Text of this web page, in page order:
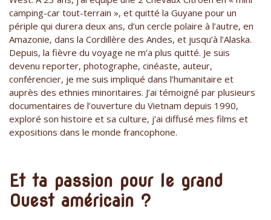
camping-car tout-terrain », et quitté la Guyane pour un
périple qui durera deux ans, d’un cercle polaire à l’autre, en
Amazonie, dans la Cordillère des Andes, et jusqu’à l’Alaska.
Depuis, la fièvre du voyage ne m’a plus quitté. Je suis
devenu reporter, photographe, cinéaste, auteur,
conférencier, je me suis impliqué dans l’humanitaire et
auprès des ethnies minoritaires. J’ai témoigné par plusieurs
documentaires de l’ouverture du Vietnam depuis 1990,
exploré son histoire et sa culture, j’ai diffusé mes films et
expositions dans le monde francophone.
Et ta passion pour le grand
Ouest américain ?